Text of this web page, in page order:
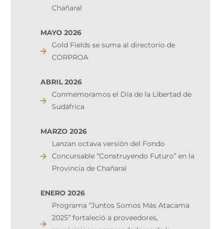
Chañaral
MAYO 2026
Gold Fields se suma al directorio de
CORPROA
ABRIL 2026
Conmemoramos el Día de la Libertad de
Sudáfrica
MARZO 2026
Lanzan octava versión del Fondo
Concursable “Construyendo Futuro” en la
Provincia de Chañaral
ENERO 2026
Programa “Juntos Somos Más Atacama
2025” fortaleció a proveedores,